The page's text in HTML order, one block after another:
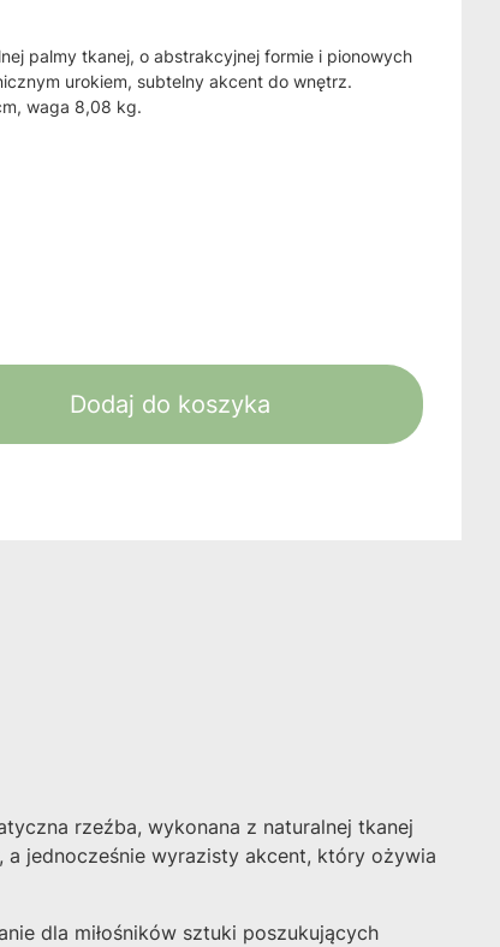
palmy tkanej, o abstrakcyjnej formie i pionowych
urokiem, subtelny akcent do wnętrz.
waga 8,08 kg.
Dodaj do koszyka
rzeźba, wykonana z naturalnej tkanej
jednocześnie wyrazisty akcent, który ożywia
dla miłośników sztuki poszukujących